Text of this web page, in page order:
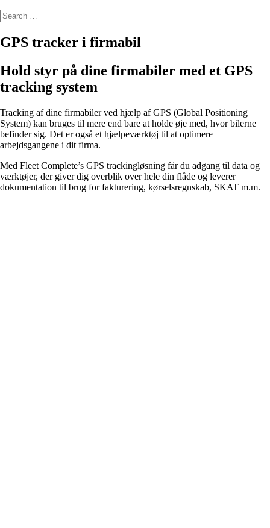
GPS tracker i firmabil
Hold styr på dine firmabiler med et GPS
tracking system
Tracking af dine firmabiler ved hjælp af GPS (Global Positioning
System) kan bruges til mere end bare at holde øje med, hvor bilerne
befinder sig. Det er også et hjælpeværktøj til at optimere
arbejdsgangene i dit firma.
Med Fleet Complete’s GPS trackingløsning får du adgang til data og
værktøjer, der giver dig overblik over hele din flåde og leverer
dokumentation til brug for fakturering, kørselsregnskab, SKAT m.m.